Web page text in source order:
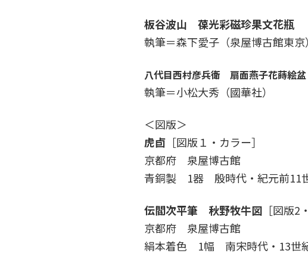
板谷波山 葆光彩磁珍果文花瓶
執筆＝森下愛子（泉屋博古館東京
八代目西村彦兵衛 扇面燕子花蒔絵
執筆＝小松大秀 （國華社）
＜図版＞
虎卣 ［図版１・カラー］
京都府 泉屋博古館
青銅製 1器 殷時代・紀元前11
伝閻次平筆 秋野牧牛図 ［図版2
京都府 泉屋博古館
絹本着色 1幅 南宋時代・13